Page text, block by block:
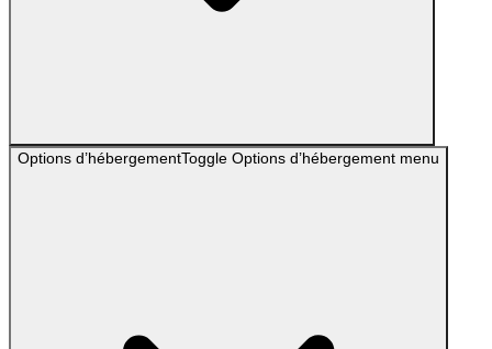
Options d’hébergementToggle Options d’hébergement menu